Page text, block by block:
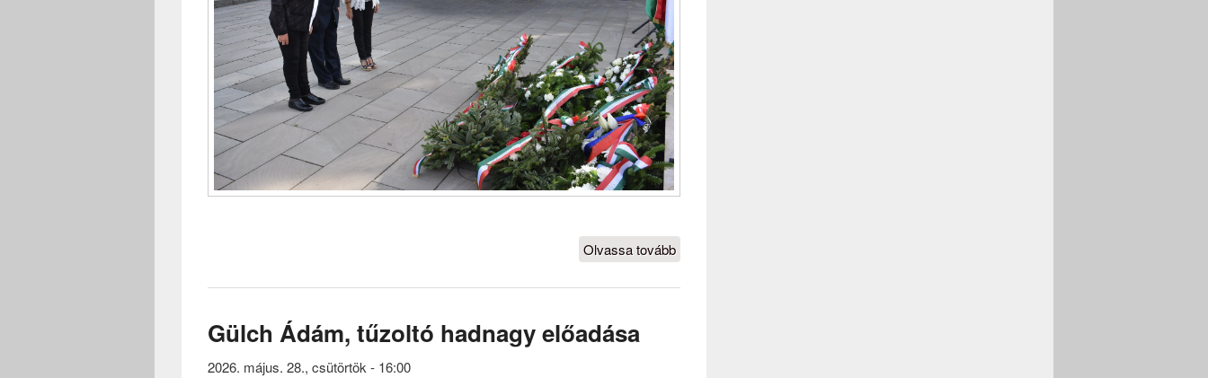
Olvassa tovább"Összetartozunk
Gülch Ádám, tűzoltó hadnagy előadása
2026. május. 28., csütörtök - 16:00